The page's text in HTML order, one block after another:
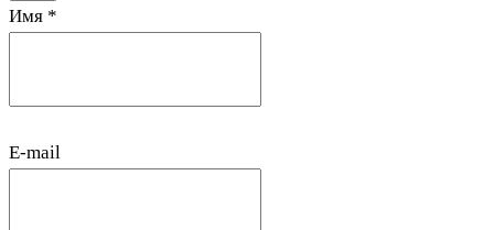
эту
Имя *
E-mail